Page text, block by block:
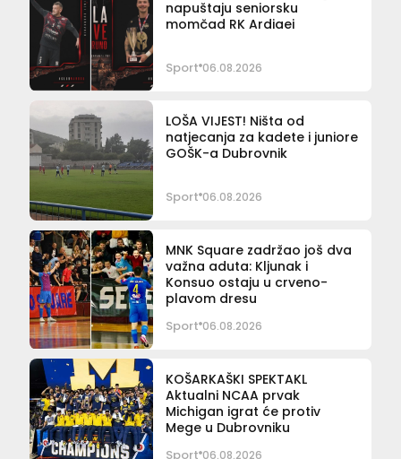
napuštaju seniorsku
momčad RK Ardiaei
Sport 06.08.2026
LOŠA VIJEST! Ništa od
natjecanja za kadete i juniore
GOŠK-a Dubrovnik
Sport 06.08.2026
MNK Square zadržao još dva
važna aduta: Kljunak i
Konsuo ostaju u crveno-
plavom dresu
Sport 06.08.2026
KOŠARKAŠKI SPEKTAKL
Aktualni NCAA prvak
Michigan igrat će protiv
Mege u Dubrovniku
Sport 06.08.2026